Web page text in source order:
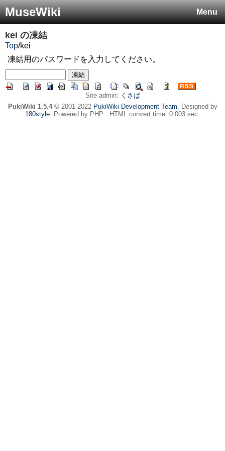
Menu
MuseWiki
kei の凍結
Top/kei
凍結用のパスワードを入力してください。
Site admin: くさば
PukiWiki 1.5.4© 2001-2022 PukiWiki Development Team. Designed by
180style. Powered by PHP . HTML convert time: 0.003 sec.